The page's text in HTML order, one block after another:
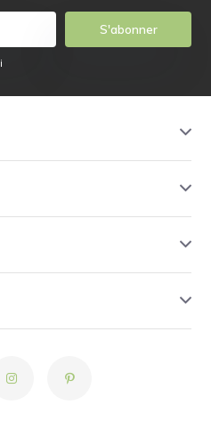
S'abonner